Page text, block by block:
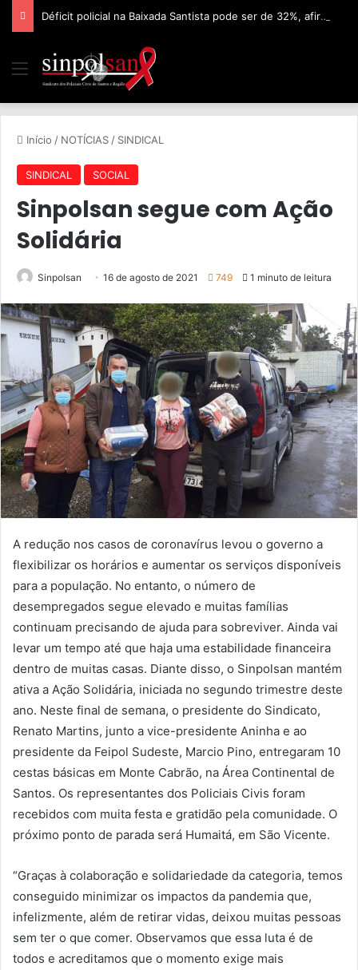
Déficit policial na Baixada Santista pode ser de 32%, afirma Sinpolsan
Início / NOTÍCIAS / SINDICAL
SINDICAL SOCIAL
Sinpolsan segue com Ação
Solidária
Sinpolsan 16 de agosto de 2021 749 1 minuto de leitura
A redução nos casos de coronavírus levou o governo a
flexibilizar os horários e aumentar os serviços disponíveis
para a população. No entanto, o número de
desempregados segue elevado e muitas famílias
continuam precisando de ajuda para sobreviver. Ainda vai
levar um tempo até que haja uma estabilidade financeira
dentro de muitas casas. Diante disso, o Sinpolsan mantém
ativa a Ação Solidária, iniciada no segundo trimestre deste
ano. Neste final de semana, o presidente do Sindicato,
Renato Martins, junto a vice-presidente Aninha e ao
presidente da Feipol Sudeste, Marcio Pino, entregaram 10
cestas básicas em Monte Cabrão, na Área Continental de
Santos. Os representantes dos Policiais Civis foram
recebidos com muita festa e gratidão pela comunidade. O
próximo ponto de parada será Humaitá, em São Vicente.
“Graças à colaboração e solidariedade da categoria, temos
conseguido minimizar os impactos da pandemia que,
infelizmente, além de retirar vidas, deixou muitas pessoas
sem ter o que comer. Observamos que essa luta é de
todos e acreditamos que o momento exige mais